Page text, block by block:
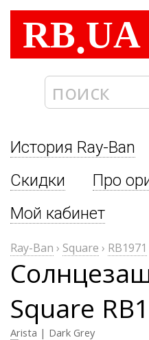
RB.UA
История Ray-Ban
Скидки
Про
Мой кабинет
Ray-Ban › Square › RB1971
Square
Arista | Dark Grey